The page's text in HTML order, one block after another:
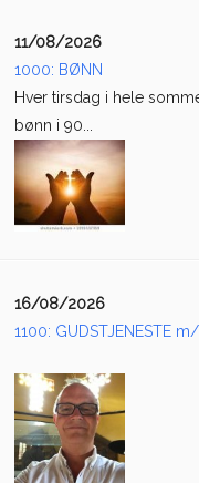
11/08/2026
1000: BØNN
Hver tirsdag i hele
bønn i 90...
16/08/2026
1100: GUDSTJENESTE